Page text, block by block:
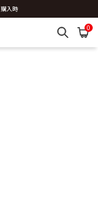
入時
0